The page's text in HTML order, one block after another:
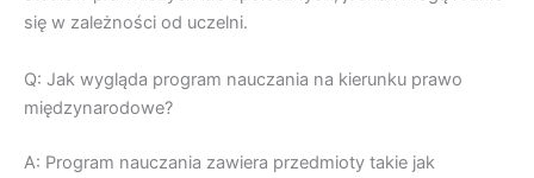
się w zależności od uczelni.
Q: Jak wygląda program nauczania na kierunku prawo
międzynarodowe?
A: Program nauczania zawiera przedmioty takie jak